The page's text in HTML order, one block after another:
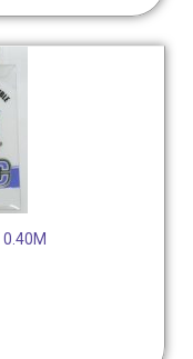
0.40M